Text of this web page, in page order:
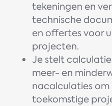
tekeningen en
technische
en offertes voor
projecten.
Je stelt
meer- en
nacalculaties om
toekomstige